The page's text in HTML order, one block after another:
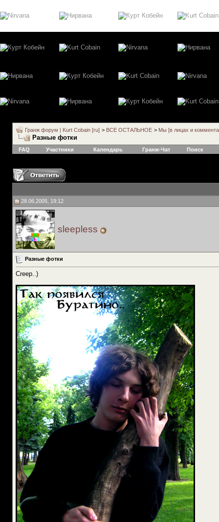
Гранж форум | Kurt Cobain [ru] > ВСЕ ОСТАЛЬНОЕ > Мы [в лицах и
Разные фотки
FAQ Участники Календарь Гранж-Чат Поиск
28.06.2005, 19:12
sleepless
Разные фотки
Creep..)